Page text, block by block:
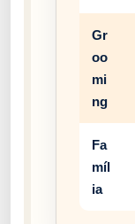
Gr
oo
mi
ng
Fa
míl
ia